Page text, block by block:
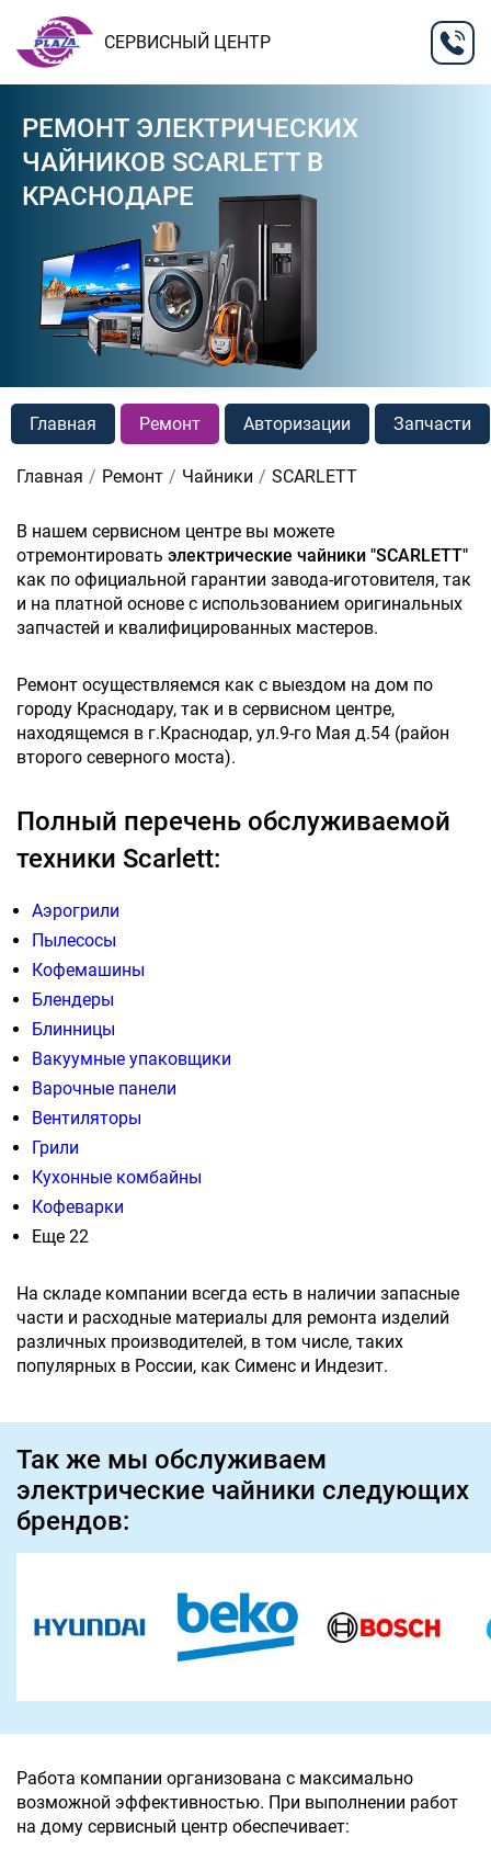
СЕРВИСНЫЙ ЦЕНТР
РЕМОНТ ЭЛЕКТРИЧЕСКИХ
ЧАЙНИКОВ SCARLETT В
КРАСНОДАРЕ
Главная Ремонт Авторизации Запчасти
Главная Ремонт Чайники SCARLETT
В нашем сервисном центре вы можете
отремонтировать электрические чайники "SCARLETT"
как по официальной гарантии завода-иготовителя, так
и на платной основе с использованием оригинальных
запчастей и квалифицированных мастеров.
Ремонт осуществляемся как с выездом на дом по
городу Краснодару, так и в сервисном центре,
находящемся в г.Краснодар, ул.9-го Мая д.54 (район
второго северного моста).
Полный перечень обслуживаемой
техники Scarlett:
Аэрогрили
Пылесосы
Кофемашины
Блендеры
Блинницы
Вакуумные упаковщики
Варочные панели
Вентиляторы
Грили
Кухонные комбайны
Кофеварки
Еще 22
На складе компании всегда есть в наличии запасные
части и расходные материалы для ремонта изделий
различных производителей, в том числе, таких
популярных в России, как Сименс и Индезит.
Так же мы обслуживаем
электрические чайники следующих
брендов:
Работа компании организована с максимально
возможной эффективностью. При выполнении работ
на дому сервисный центр обеспечивает: